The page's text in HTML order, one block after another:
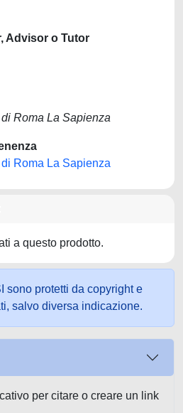
Advisor o Tutor
Roma La Sapienza
Roma La Sapienza
a questo prodotto.
sono protetti da copyright e
salvo diversa indicazione.
per citare o creare un link